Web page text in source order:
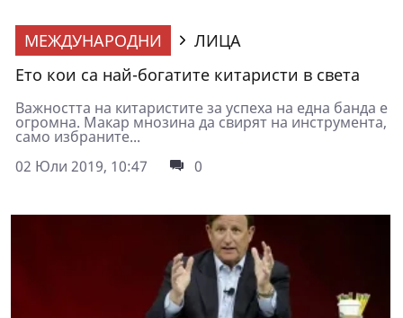
МЕЖДУНАРОДНИ
ЛИЦА
Ето кои са най-богатите китаристи в света
Важността на китаристите за успеха на една банда е
огромна. Макар мнозина да свирят на инструмента,
само избраните...
02 Юли 2019, 10:47
0